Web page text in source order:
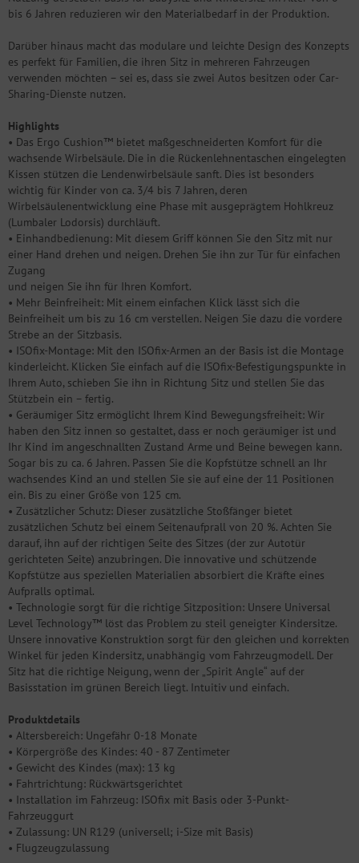
bis 6 Jahren reduzieren wir den Materialbedarf in der Produktion.
Darüber hinaus macht das modulare und leichte Design des Konzepts
es perfekt für Familien, die ihren Sitz in mehreren Fahrzeugen
verwenden möchten – sei es, dass sie zwei Autos besitzen oder Car-
Sharing-Dienste nutzen.
Highlights
• Das Ergo Cushion™ bietet maßgeschneiderten Komfort für die
wachsende Wirbelsäule. Die in die Rückenlehnentaschen eingelegten
Kissen stützen die Lendenwirbelsäule sanft. Dies ist besonders
wichtig für Kinder von ca. 3/4 bis 7 Jahren, deren
Wirbelsäulenentwicklung eine Phase mit ausgeprägtem Hohlkreuz
(Lumbaler Lodorsis) durchläuft.
• Einhandbedienung: Mit diesem Griff können Sie den Sitz mit nur
einer Hand drehen und neigen. Drehen Sie ihn zur Tür für einfachen
Zugang
und neigen Sie ihn für Ihren Komfort.
• Mehr Beinfreiheit: Mit einem einfachen Klick lässt sich die
Beinfreiheit um bis zu 16 cm verstellen. Neigen Sie dazu die vordere
Strebe an der Sitzbasis.
• ISOfix-Montage: Mit den ISOfix-Armen an der Basis ist die Montage
kinderleicht. Klicken Sie einfach auf die ISOfix-Befestigungspunkte in
Ihrem Auto, schieben Sie ihn in Richtung Sitz und stellen Sie das
Stützbein ein – fertig.
• Geräumiger Sitz ermöglicht Ihrem Kind Bewegungsfreiheit: Wir
haben den Sitz innen so gestaltet, dass er noch geräumiger ist und
Ihr Kind im angeschnallten Zustand Arme und Beine bewegen kann.
Sogar bis zu ca. 6 Jahren. Passen Sie die Kopfstütze schnell an Ihr
wachsendes Kind an und stellen Sie sie auf eine der 11 Positionen
ein. Bis zu einer Größe von 125 cm.
• Zusätzlicher Schutz: Dieser zusätzliche Stoßfänger bietet
zusätzlichen Schutz bei einem Seitenaufprall von 20 %. Achten Sie
darauf, ihn auf der richtigen Seite des Sitzes (der zur Autotür
gerichteten Seite) anzubringen. Die innovative und schützende
Kopfstütze aus speziellen Materialien absorbiert die Kräfte eines
Aufpralls optimal.
• Technologie sorgt für die richtige Sitzposition: Unsere Universal
Level Technology™ löst das Problem zu steil geneigter Kindersitze.
Unsere innovative Konstruktion sorgt für den gleichen und korrekten
Winkel für jeden Kindersitz, unabhängig vom Fahrzeugmodell. Der
Sitz hat die richtige Neigung, wenn der „Spirit Angle“ auf der
Basisstation im grünen Bereich liegt. Intuitiv und einfach.
Produktdetails
• Altersbereich: Ungefähr 0-18 Monate
• Körpergröße des Kindes: 40 - 87 Zentimeter
• Gewicht des Kindes (max): 13 kg
• Fahrtrichtung: Rückwärtsgerichtet
• Installation im Fahrzeug: ISOfix mit Basis oder 3-Punkt-
Fahrzeuggurt
• Zulassung: UN R129 (universell; i-Size mit Basis)
• Flugzeugzulassung